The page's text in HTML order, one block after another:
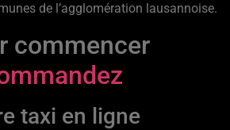
de l’agglomération lausannoise.
commencer
taxi en ligne